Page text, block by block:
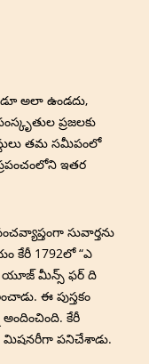
అలా ఉండదు,
ప్రజలకు
తమ సమీపంలో
ఇతర
సువార్తను
కేరీ 1792లో “ఎ
యూజ్ మీన్స్ ఫర్ ది
ఈ పుస్తకం
కేరీ
మిషనరీగా పనిచేశాడు.